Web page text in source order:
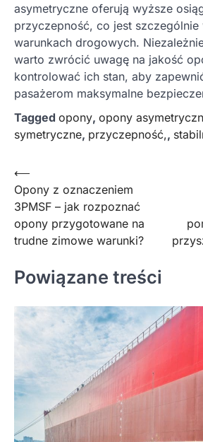
asymetryczne oferują wyższe
przyczepność, co jest
warunkach drogowych.
warto zwrócić uwagę na jakość
kontrolować ich stan, aby
pasażerom maksymalne
Tagged opony, opony
symetryczne, przyczepność,,
Nawigacja
wpisu
⟵
Opony z oznaczeniem
3PMSF – jak rozpoznać
opony przygotowane na
trudne zimowe warunki?
Powiązane treści